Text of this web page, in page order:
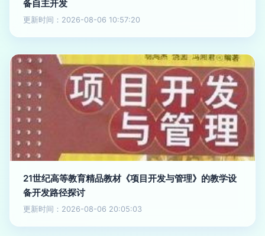
备自主开发
更新时间：2026-08-06 10:57:20
21世纪高等教育精品教材《项目开发与管理》的教学设
备开发路径探讨
更新时间：2026-08-06 20:05:03